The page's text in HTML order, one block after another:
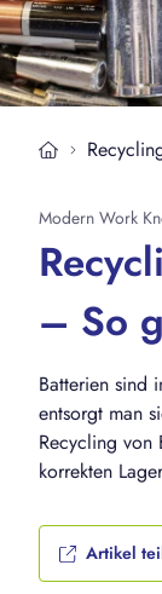
Modern Work
– So
Batterien sind
entsorgt man
Recycling von
korrekten
Artikel